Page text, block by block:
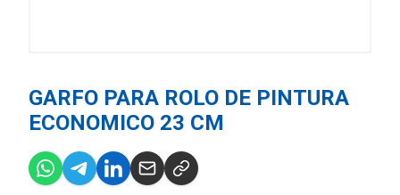
GARFO PARA ROLO DE PINTURA
ECONOMICO 23 CM